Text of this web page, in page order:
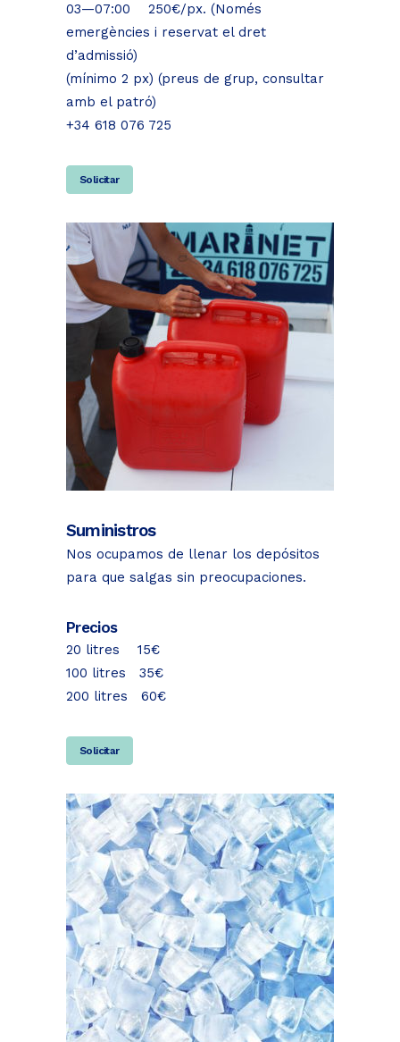
03—07:00 250€/px. (Només
emergències i reservat el dret
d’admissió)
(mínimo 2 px) (preus de grup, consultar
amb el patró)
+34 618 076 725
Solicitar
Suministros
Nos ocupamos de llenar los depósitos
para que salgas sin preocupaciones.
Precios
20 litres 15€
100 litres 35€
200 litres 60€
Solicitar